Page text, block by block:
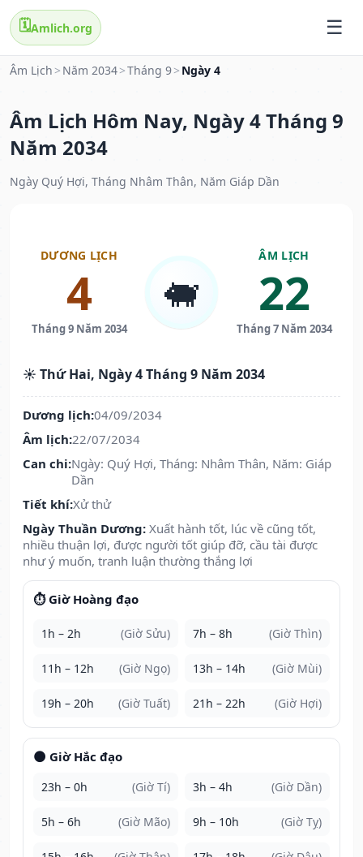
🗓️Amlich.org
Âm Lịch > Năm 2034>Tháng 9> Ngày 4
Âm Lịch Hôm Nay, Ngày 4 Tháng 9
Năm 2034
Ngày Quý Hợi, Tháng Nhâm Thân, Năm Giáp Dần
DƯƠNG LỊCH
4
Tháng 9 Năm 2034
🐖
ÂM LỊCH
22
Tháng 7 Năm 2034
☀️ Thứ Hai, Ngày 4 Tháng 9 Năm 2034
Dương lịch:04/09/2034
Âm lịch:22/07/2034
Can chi:Ngày: Quý Hợi, Tháng: Nhâm Thân, Năm: Giáp
Dần
Tiết khí:Xử thử
Ngày Thuần Dương: Xuất hành tốt, lúc về cũng tốt,
nhiều thuận lợi, được người tốt giúp đỡ, cầu tài được
như ý muốn, tranh luận thường thắng lợi
⏱️ Giờ Hoàng đạo
1h – 2h (Giờ Sửu) 7h – 8h (Giờ Thìn)
11h – 12h (Giờ Ngọ) 13h – 14h (Giờ Mùi)
19h – 20h (Giờ Tuất) 21h – 22h (Giờ Hợi)
🌑 Giờ Hắc đạo
23h – 0h (Giờ Tí) 3h – 4h (Giờ Dần)
5h – 6h (Giờ Mão) 9h – 10h (Giờ Tỵ)